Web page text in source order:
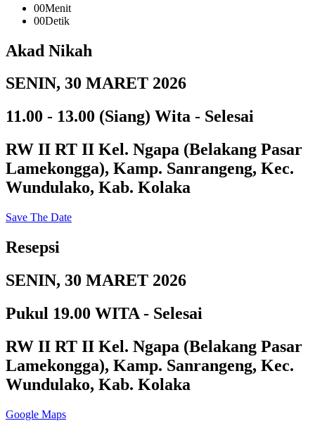
00Menit
00Detik
Akad Nikah
SENIN, 30 MARET 2026
11.00 - 13.00 (Siang) Wita - Selesai
RW II RT II Kel. Ngapa (Belakang Pasar
Lamekongga), Kamp. Sanrangeng, Kec.
Wundulako, Kab. Kolaka
Save The Date
Resepsi
SENIN, 30 MARET 2026
Pukul 19.00 WITA - Selesai
RW II RT II Kel. Ngapa (Belakang Pasar
Lamekongga), Kamp. Sanrangeng, Kec.
Wundulako, Kab. Kolaka
Google Maps